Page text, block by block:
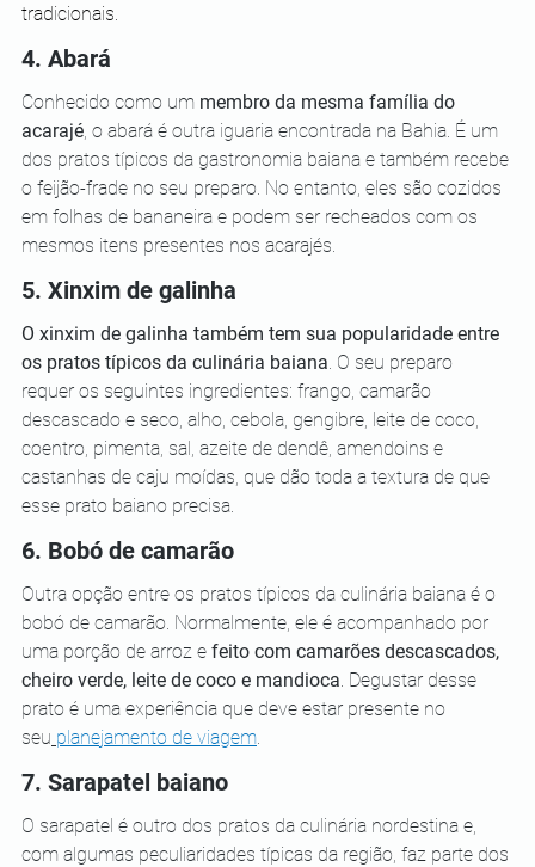
tradicionais.
4. Abará
Conhecido como um membro da mesma família do
acarajé, o abará é outra iguaria encontrada na Bahia. É um
dos pratos típicos da gastronomia baiana e também recebe
o feijão-frade no seu preparo. No entanto, eles são cozidos
em folhas de bananeira e podem ser recheados com os
mesmos itens presentes nos acarajés.
5. Xinxim de galinha
O xinxim de galinha também tem sua popularidade entre
os pratos típicos da culinária baiana. O seu preparo
requer os seguintes ingredientes: frango, camarão
descascado e seco, alho, cebola, gengibre, leite de coco,
coentro, pimenta, sal, azeite de dendê, amendoins e
castanhas de caju moídas, que dão toda a textura de que
esse prato baiano precisa.
6. Bobó de camarão
Outra opção entre os pratos típicos da culinária baiana é o
bobó de camarão. Normalmente, ele é acompanhado por
uma porção de arroz e feito com camarões descascados,
cheiro verde, leite de coco e mandioca. Degustar desse
prato é uma experiência que deve estar presente no
seu planejamento de viagem.
7. Sarapatel baiano
O sarapatel é outro dos pratos da culinária nordestina e,
com algumas peculiaridades típicas da região, faz parte dos